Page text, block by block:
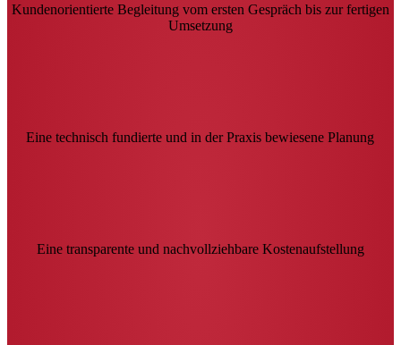
Kundenorientierte Begleitung vom ersten Gespräch bis zur fertigen
Umsetzung
Eine technisch fundierte und in der Praxis bewiesene Planung
Eine transparente und nachvollziehbare Kostenaufstellung